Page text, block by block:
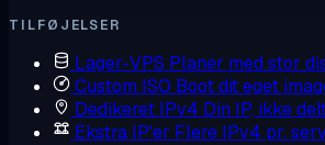
TILFØJELSER
Lager-VPS Planer med stor
Custom ISO Boot dit eget
Dedikeret IPv4 Din IP, ikke
Ekstra IP'er Flere IPv4 pr.